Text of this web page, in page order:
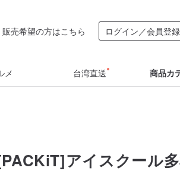
販売希望の方はこちら ログイン／会員登録
メ 台湾直送 商品カ
アイスクール